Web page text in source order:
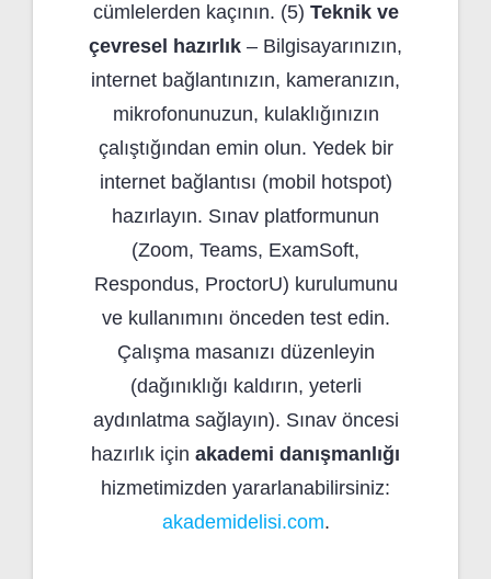
cümlelerden kaçının. (5) Teknik ve
çevresel hazırlık – Bilgisayarınızın,
internet bağlantınızın, kameranızın,
mikrofonunuzun, kulaklığınızın
çalıştığından emin olun. Yedek bir
internet bağlantısı (mobil hotspot)
hazırlayın. Sınav platformunun
(Zoom, Teams, ExamSoft,
Respondus, ProctorU) kurulumunu
ve kullanımını önceden test edin.
Çalışma masanızı düzenleyin
(dağınıklığı kaldırın, yeterli
aydınlatma sağlayın). Sınav öncesi
hazırlık için akademi danışmanlığı
hizmetimizden yararlanabilirsiniz:
akademidelisi.com.